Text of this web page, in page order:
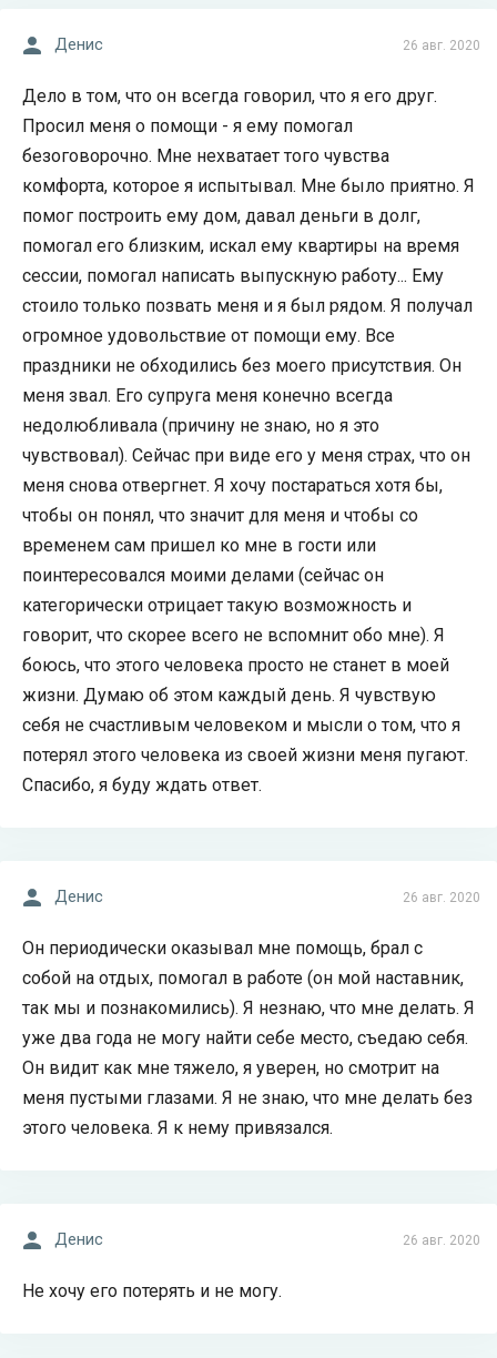
26 авг. 2020
Денис
Дело в том, что он всегда говорил, что я его друг.
Просил меня о помощи - я ему помогал
безоговорочно. Мне нехватает того чувства
комфорта, которое я испытывал. Мне было приятно. Я
помог построить ему дом, давал деньги в долг,
помогал его близким, искал ему квартиры на время
сессии, помогал написать выпускную работу... Ему
стоило только позвать меня и я был рядом. Я получал
огромное удовольствие от помощи ему. Все
праздники не обходились без моего присутствия. Он
меня звал. Его супруга меня конечно всегда
недолюбливала (причину не знаю, но я это
чувствовал). Сейчас при виде его у меня страх, что он
меня снова отвергнет. Я хочу постараться хотя бы,
чтобы он понял, что значит для меня и чтобы со
временем сам пришел ко мне в гости или
поинтересовался моими делами (сейчас он
категорически отрицает такую возможность и
говорит, что скорее всего не вспомнит обо мне). Я
боюсь, что этого человека просто не станет в моей
жизни. Думаю об этом каждый день. Я чувствую
себя не счастливым человеком и мысли о том, что я
потерял этого человека из своей жизни меня пугают.
Спасибо, я буду ждать ответ.
26 авг. 2020
Денис
Он периодически оказывал мне помощь, брал с
собой на отдых, помогал в работе (он мой наставник,
так мы и познакомились). Я незнаю, что мне делать. Я
уже два года не могу найти себе место, съедаю себя.
Он видит как мне тяжело, я уверен, но смотрит на
меня пустыми глазами. Я не знаю, что мне делать без
этого человека. Я к нему привязался.
26 авг. 2020
Денис
Не хочу его потерять и не могу.